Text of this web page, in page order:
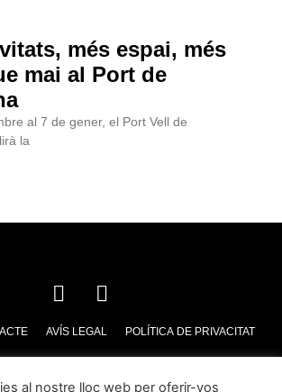
més espai, més
mai al Port de
al 7 de gener, el Port Vell de
la
AVÍS LEGAL POLÍTICA DE PRIVACITAT
al nostre lloc web per oferir-vos